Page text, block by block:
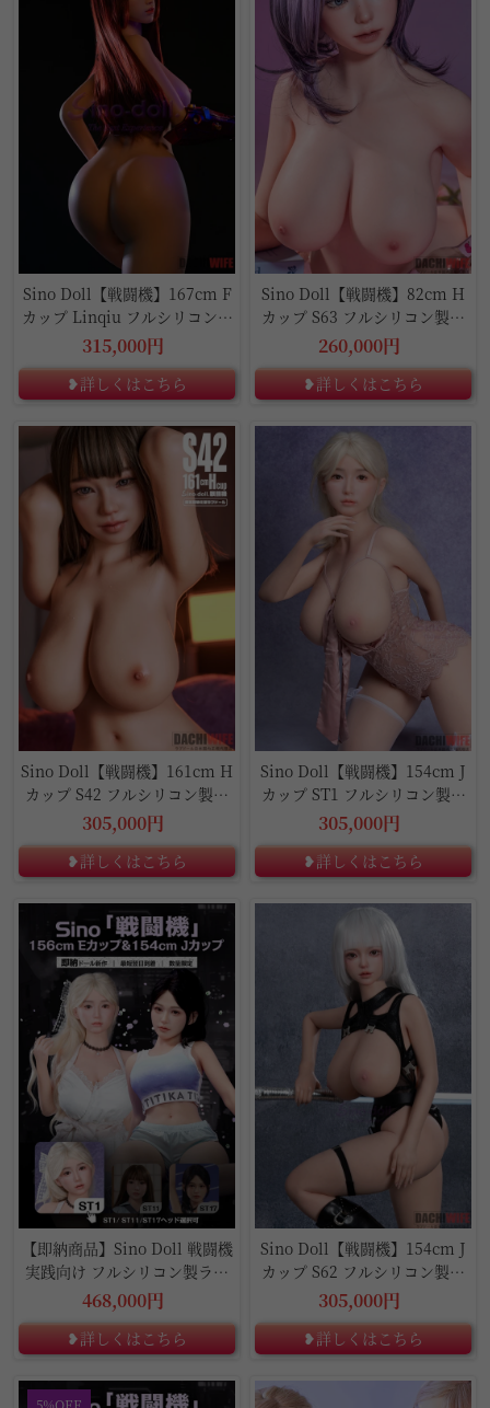
Sino Doll【戦闘機】167cm F
カップ Linqiu フルシリコン製
ラブドール
315,000円
❥詳しくはこちら
Sino Doll【戦闘機】82cm H
カップ S63 フルシリコン製ラ
ブドール
260,000円
❥詳しくはこちら
Sino Doll【戦闘機】161cm H
カップ S42 フルシリコン製ラ
ブドール
305,000円
❥詳しくはこちら
Sino Doll【戦闘機】154cm J
カップ ST1 フルシリコン製ラ
ブドール
305,000円
❥詳しくはこちら
【即納商品】Sino Doll 戦闘機
実践向け フルシリコン製ラブ
ドール
468,000円
❥詳しくはこちら
Sino Doll【戦闘機】154cm J
カップ S62 フルシリコン製ラ
ブドール
305,000円
❥詳しくはこちら